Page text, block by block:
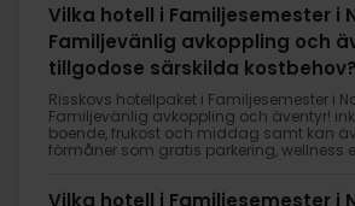
Vilka hotell i Familjesemester i
Familjevänlig avkoppling och
tillgodose särskilda kostbehov?
Risskovs hotellpaket i Familjesemester i
Familjevänlig avkoppling och äventyr!
boende, frukost och middag samt kan
förmåner som gratis parkering, wellness
Vilka hotell i Familjesemester i